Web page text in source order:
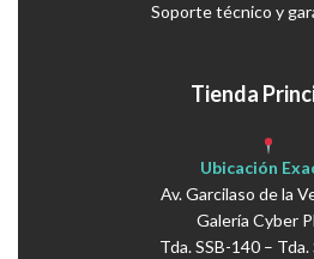
Soporte técnico y
Tienda
Ubicación
Av. Garcilaso de la
Galería Cyber
Tda. SSB-140 – Tda.